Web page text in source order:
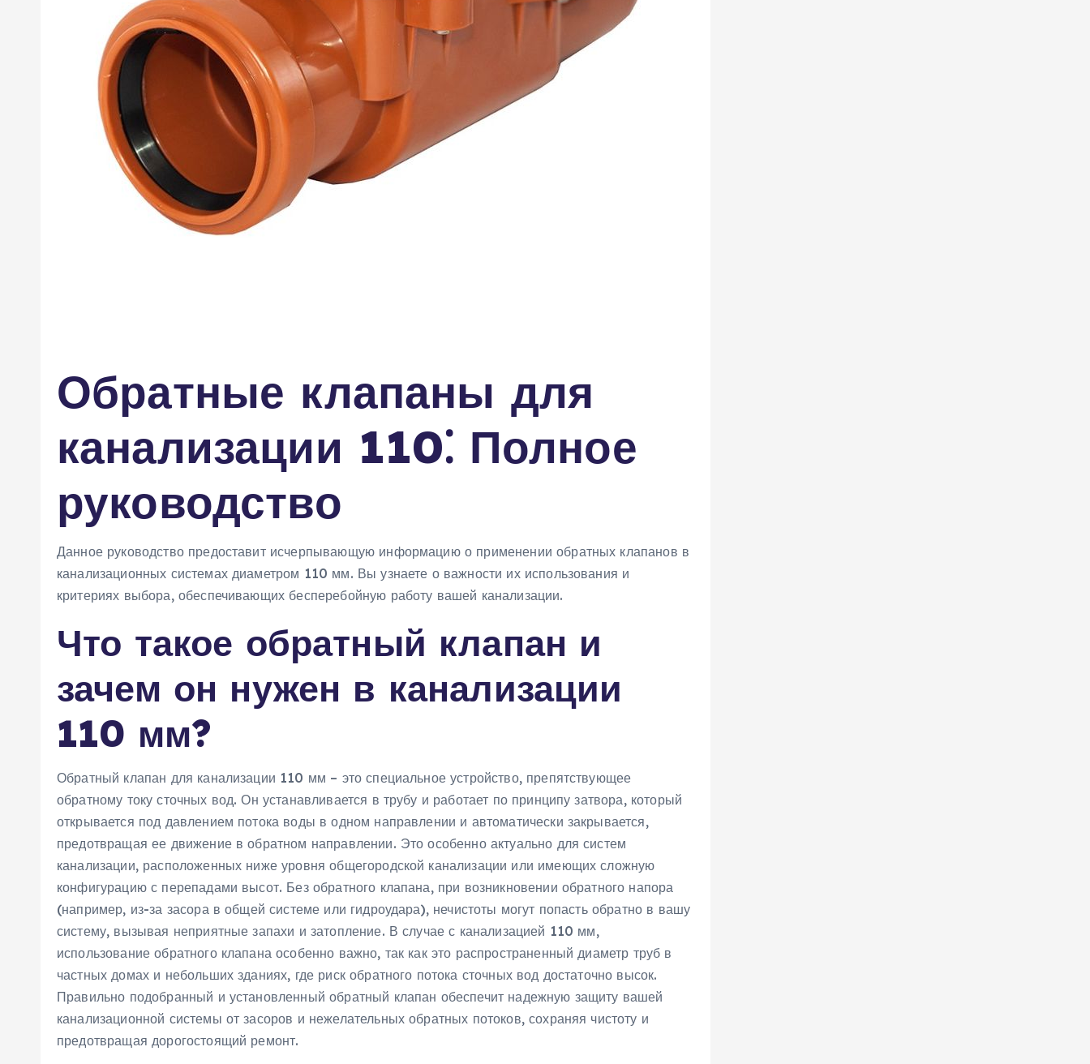
Обратные клапаны для
канализации 110⁚ Полное
руководство
Данное руководство предоставит исчерпывающую информацию о применении обратных клапанов в
канализационных системах диаметром 110 мм. Вы узнаете о важности их использования и
критериях выбора, обеспечивающих бесперебойную работу вашей канализации.
Что такое обратный клапан и
зачем он нужен в канализации
110 мм?
Обратный клапан для канализации 110 мм – это специальное устройство, препятствующее
обратному току сточных вод. Он устанавливается в трубу и работает по принципу затвора, который
открывается под давлением потока воды в одном направлении и автоматически закрывается,
предотвращая ее движение в обратном направлении. Это особенно актуально для систем
канализации, расположенных ниже уровня общегородской канализации или имеющих сложную
конфигурацию с перепадами высот. Без обратного клапана, при возникновении обратного напора
(например, из-за засора в общей системе или гидроудара), нечистоты могут попасть обратно в вашу
систему, вызывая неприятные запахи и затопление. В случае с канализацией 110 мм,
использование обратного клапана особенно важно, так как это распространенный диаметр труб в
частных домах и небольших зданиях, где риск обратного потока сточных вод достаточно высок.
Правильно подобранный и установленный обратный клапан обеспечит надежную защиту вашей
канализационной системы от засоров и нежелательных обратных потоков, сохраняя чистоту и
предотвращая дорогостоящий ремонт.